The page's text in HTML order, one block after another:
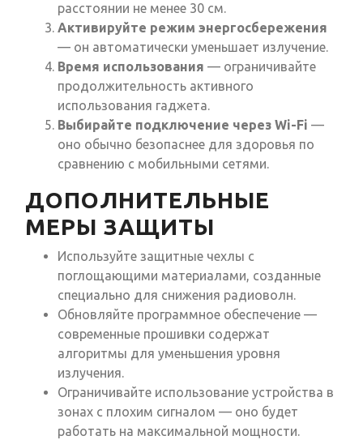
расстоянии не менее 30 см.
Активируйте режим энергосбережения
— он автоматически уменьшает излучение.
Время использования — ограничивайте
продолжительность активного
использования гаджета.
Выбирайте подключение через Wi-Fi —
оно обычно безопаснее для здоровья по
сравнению с мобильными сетями.
ДОПОЛНИТЕЛЬНЫЕ
МЕРЫ ЗАЩИТЫ
Используйте защитные чехлы с
поглощающими материалами, созданные
специально для снижения радиоволн.
Обновляйте программное обеспечение —
современные прошивки содержат
алгоритмы для уменьшения уровня
излучения.
Ограничивайте использование устройства в
зонах с плохим сигналом — оно будет
работать на максимальной мощности.